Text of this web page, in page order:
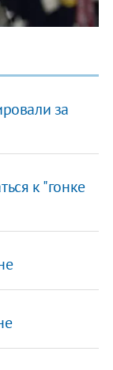
за
к "гонке